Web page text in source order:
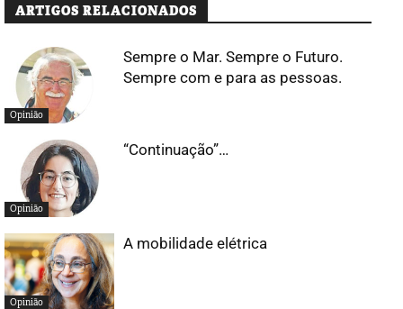
ARTIGOS RELACIONADOS
Opinião
Sempre o Mar. Sempre o Futuro.
Sempre com e para as pessoas.
Opinião
“Continuação”…
Opinião
A mobilidade elétrica